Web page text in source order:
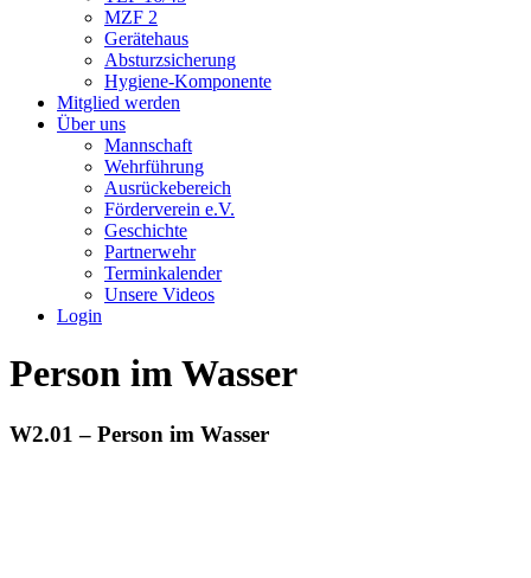
MZF 2
Gerätehaus
Absturzsicherung
Hygiene-Komponente
Mitglied werden
Über uns
Mannschaft
Wehrführung
Ausrückebereich
Förderverein e.V.
Geschichte
Partnerwehr
Terminkalender
Unsere Videos
Login
Person im Wasser
W2.01 – Person im Wasser